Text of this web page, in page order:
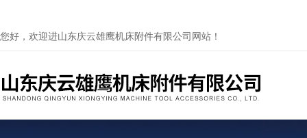
您好，欢迎进山东庆云雄鹰机床附件有限公司网站！